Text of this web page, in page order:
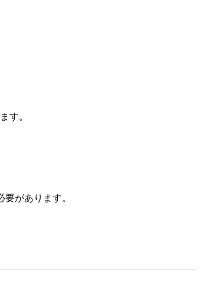
す。
があります。